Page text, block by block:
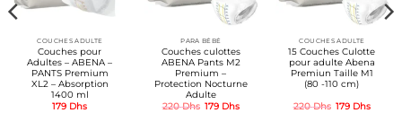
COUCHES ADULTE
Couches pour
Adultes – ABENA –
PANTS Premium
XL2 – Absorption
1400 ml
179 Dhs
PARA BÉBÉ
Couches culottes
ABENA Pants M2
Premium –
Protection Nocturne
Adulte
220Dhs Le
179 DhsLe
COUCHES ADULTE
15 Couches Culotte
pour adulte Abena
Premiun Taille M1
(80 -110 cm)
220Dhs Le
179 DhsLe